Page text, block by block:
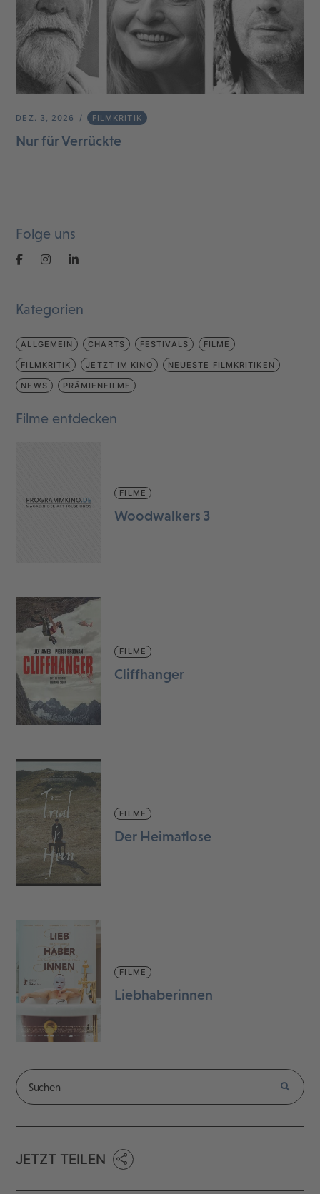
DEZ. 3, 2026 FILMKRITIK
Nur für Verrückte
Folge uns
Kategorien
ALLGEMEIN CHARTS FESTIVALS FILME
FILMKRITIK JETZT IM KINO NEUESTE FILMKRITIKEN
NEWS PRÄMIENFILME
Filme entdecken
FILME
Woodwalkers 3
FILME
Cliffhanger
FILME
Der Heimatlose
FILME
Liebhaberinnen
JETZT TEILEN